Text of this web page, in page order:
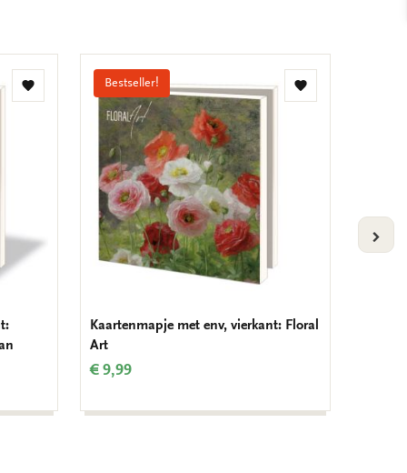
Toevoegen
Bestseller!
Toevoegen
Kaartenmapje met env, vierkant: Floral
Art
€ 9,99